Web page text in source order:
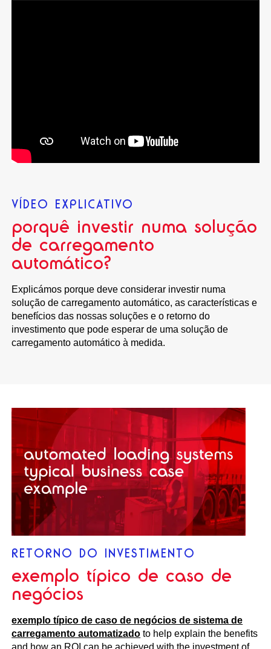
VÍDEO EXPLICATIVO
porquê investir numa solução
de carregamento
automático?
Explicámos porque deve considerar investir numa
solução de carregamento automático, as características e
benefícios das nossas soluções e o retorno do
investimento que pode esperar de uma solução de
carregamento automático à medida.
RETORNO DO INVESTIMENTO
exemplo típico de caso de
negócios
exemplo típico de caso de negócios de sistema de
carregamento automatizado to help explain the benefits
and how an ROI can be achieved with the investment of